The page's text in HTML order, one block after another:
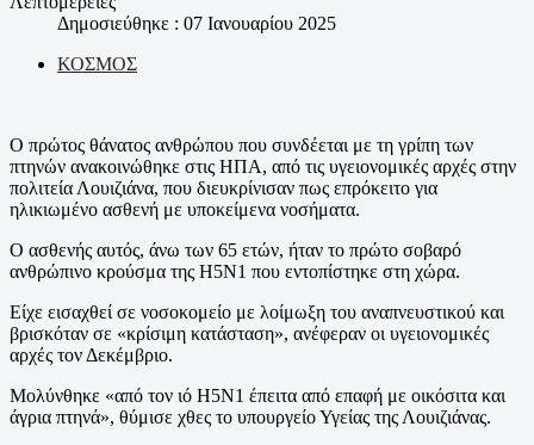
Δημοσιεύθηκε : 07 Ιανουαρίου 2025
ΚΟΣΜΟΣ
Ο πρώτος θάνατος ανθρώπου που συνδέεται με τη γρίπη των
πτηνών ανακοινώθηκε στις ΗΠΑ, από τις υγειονομικές αρχές στην
πολιτεία Λουιζιάνα, που διευκρίνισαν πως επρόκειτο για
ηλικιωμένο ασθενή με υποκείμενα νοσήματα.
Ο ασθενής αυτός, άνω των 65 ετών, ήταν το πρώτο σοβαρό
ανθρώπινο κρούσμα της H5N1 που εντοπίστηκε στη χώρα.
Είχε εισαχθεί σε νοσοκομείο με λοίμωξη του αναπνευστικού και
βρισκόταν σε «κρίσιμη κατάσταση», ανέφεραν οι υγειονομικές
αρχές τον Δεκέμβριο.
Μολύνθηκε «από τον ιό H5N1 έπειτα από επαφή με οικόσιτα και
άγρια πτηνά», θύμισε χθες το υπουργείο Υγείας της Λουιζιάνας.